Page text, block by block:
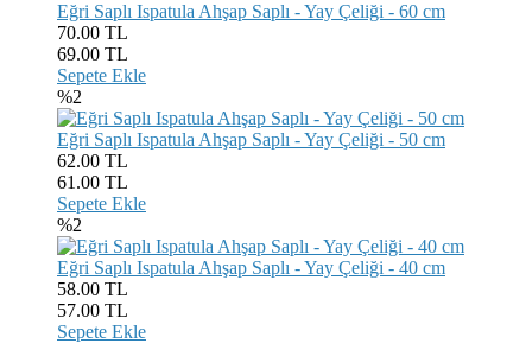
Eğri Saplı Ispatula Ahşap Saplı - Yay Çeliği - 60 cm
70.00 TL
69.00 TL
Sepete Ekle
%2
Eğri Saplı Ispatula Ahşap Saplı - Yay Çeliği - 50 cm
62.00 TL
61.00 TL
Sepete Ekle
%2
Eğri Saplı Ispatula Ahşap Saplı - Yay Çeliği - 40 cm
58.00 TL
57.00 TL
Sepete Ekle